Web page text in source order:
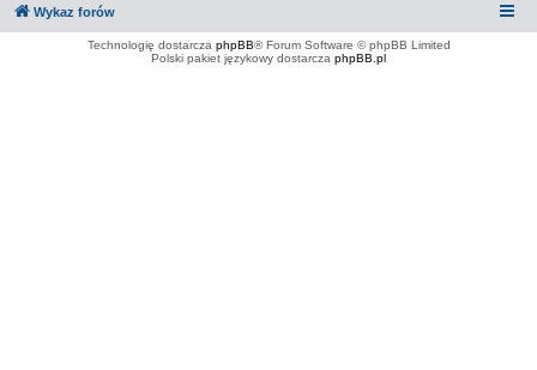
Wykaz forów
Technologię dostarcza phpBB® Forum Software © phpBB Limited
Polski pakiet językowy dostarcza phpBB.pl